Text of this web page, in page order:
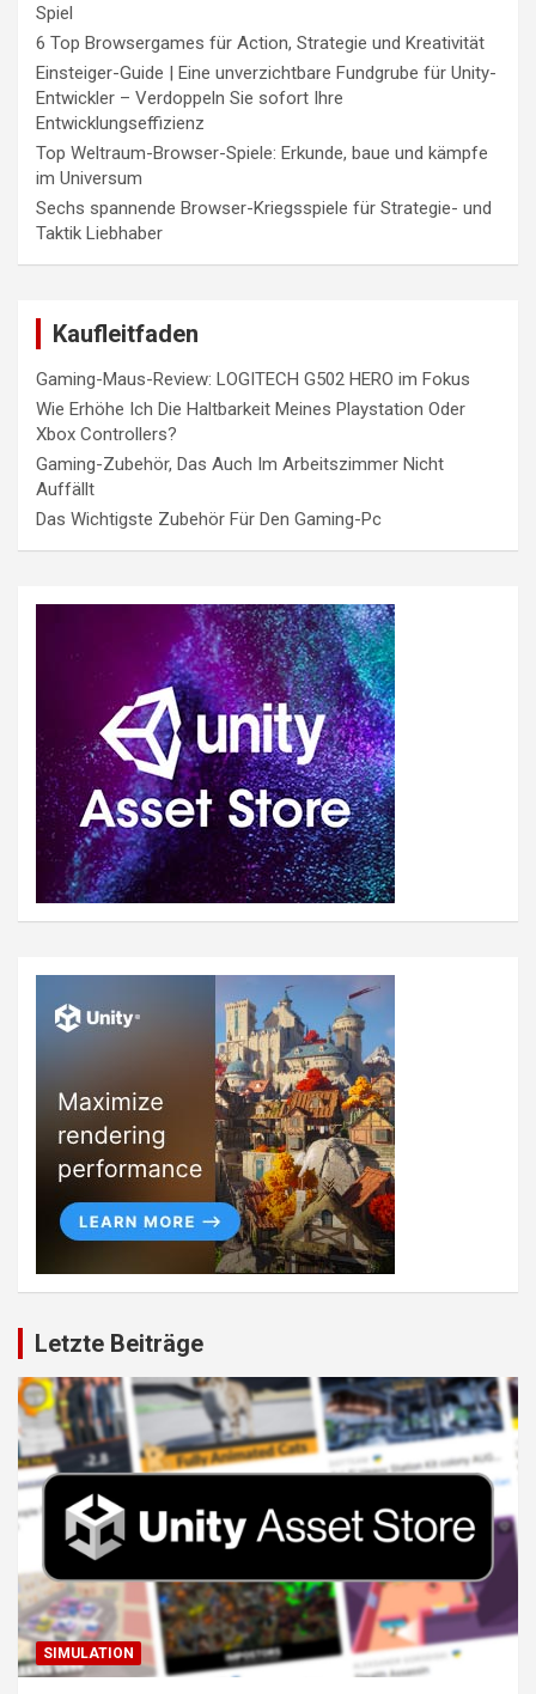
Spiel
6 Top Browsergames für Action, Strategie und Kreativität
Einsteiger-Guide | Eine unverzichtbare Fundgrube für Unity-
Entwickler – Verdoppeln Sie sofort Ihre
Entwicklungseffizienz
Top Weltraum-Browser-Spiele: Erkunde, baue und kämpfe
im Universum
Sechs spannende Browser-Kriegsspiele für Strategie- und
Taktik Liebhaber
Kaufleitfaden
Gaming-Maus-Review: LOGITECH G502 HERO im Fokus
Wie Erhöhe Ich Die Haltbarkeit Meines Playstation Oder
Xbox Controllers?
Gaming-Zubehör, Das Auch Im Arbeitszimmer Nicht
Auffällt
Das Wichtigste Zubehör Für Den Gaming-Pc
Letzte Beiträge
SIMULATION